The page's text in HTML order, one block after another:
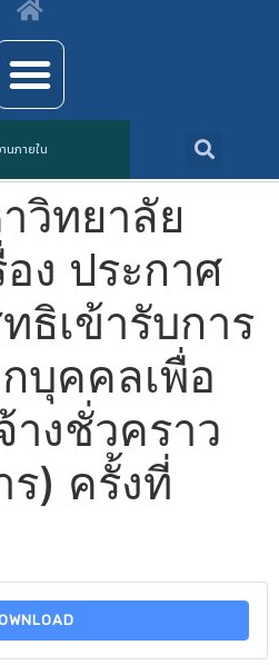
นภายใน
วิทยาลัย
ง ประกาศ
ธิเข้ารับการ
บุคคลเพื่อ
างชั่วคราว
ร) ครั้งที่